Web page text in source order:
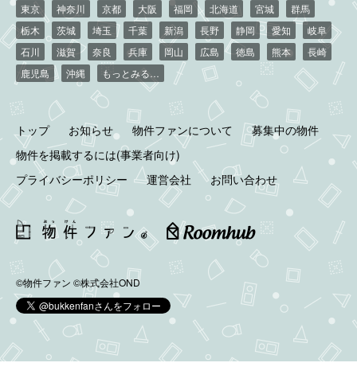
東京 神奈川 京都 大阪 福岡 北海道 宮城
群馬
栃木
茨城 埼玉 千葉 新潟 長野 静岡 愛知
岐阜
石川
滋賀 奈良 兵庫 岡山 広島 徳島 熊本
長崎
鹿児島
沖縄 もっとみる…
トップ お知らせ 物件ファンについて
募集中の物件
物件を掲載するには(事業者向け)
プライバシーポリシー
運営会社 お問い合わせ
©物件ファン ©株式会社OND